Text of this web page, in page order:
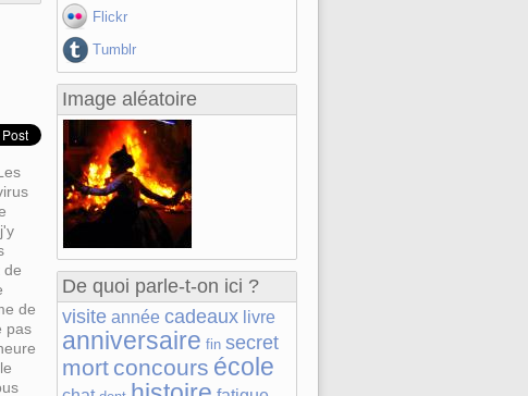
de
de
pas
Flickr
Tumblr
Image aléatoire
De quoi parle-t-on ici ?
visite année cadeaux livre
anniversaire fin secret
mort concours école